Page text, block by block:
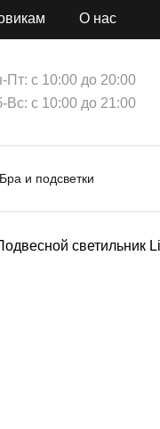
О нас
Пт: с 10:00 до 20:00
Вс: с 10:00 до 21:00
Бра и подсветки
светильник